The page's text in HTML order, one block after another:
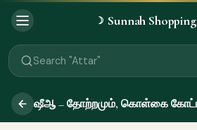
☽ Sunnah Shopping
Search "Miswak"
Search "Attar"
Search "Islamic Books"
Search "Prayer Mat"
Search "Kids Flash Cards"